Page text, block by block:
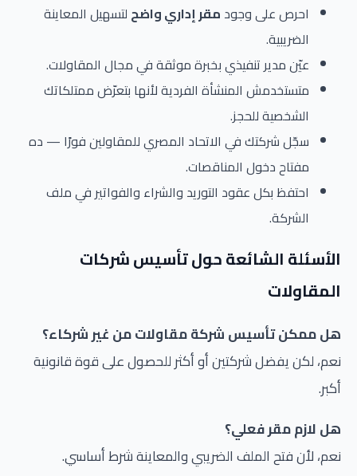
احرص على وجود مقر إداري واضح لتسهيل المعاينة
الضريبية.
عيّن مدير تنفيذي بخبرة موثقة في مجال المقاولات.
متستخدمش المنشأة الفردية لأنها بتعرّض ممتلكاتك
الشخصية للحجز.
سجّل شركتك في الاتحاد المصري للمقاولين فورًا — ده
مفتاح دخول المناقصات.
احتفظ بكل عقود التوريد والشراء والفواتير في ملف
الشركة.
الأسئلة الشائعة حول تأسيس شركات
المقاولات
هل ممكن تأسيس شركة مقاولات من غير شركاء؟
نعم، لكن يفضل شركتين أو أكثر للحصول على قوة قانونية
أكبر.
هل لازم مقر فعلي؟
نعم، لأن فتح الملف الضريبي والمعاينة شرط أساسي.